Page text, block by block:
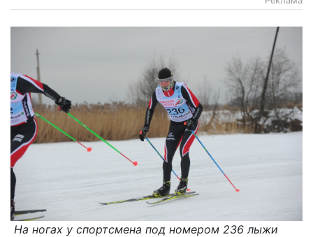
На ногах у спортсмена под номером 236 лыжи